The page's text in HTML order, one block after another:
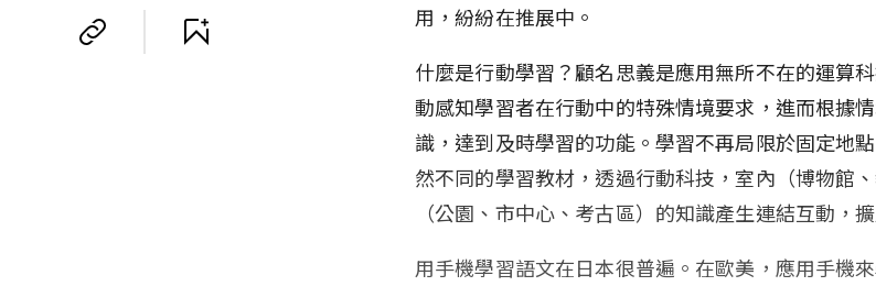
用，紛紛在推展中。
什麼是行動學習？顧名思義是應用無所不在的運算
動感知學習者在行動中的特殊情境要求，進而根據
識，達到及時學習的功能。學習不再局限於固定地
然不同的學習教材，透過行動科技，室內（博物館
（公園、市中心、考古區）的知識產生連結互動，
用手機學習語文在日本很普遍。在歐美，應用手機